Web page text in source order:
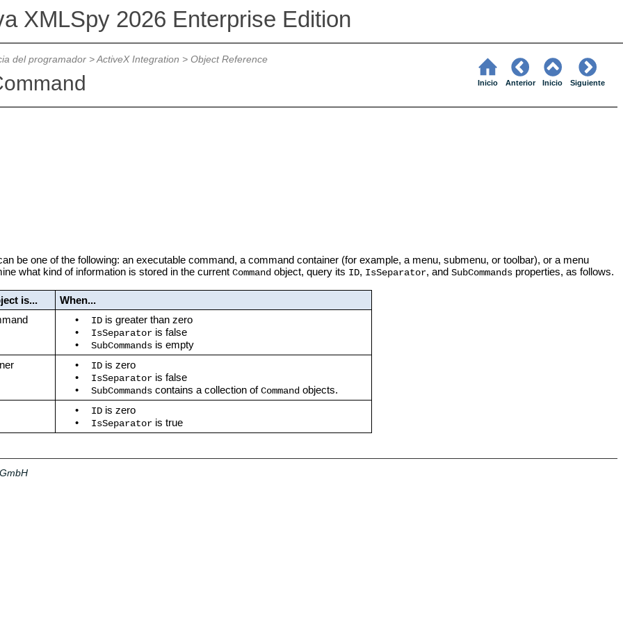
XMLSpy 2026 Enterprise Edition
del programador>ActiveX Integration > Object Reference
Inicio Anterior Inicio Siguiente
be one of the following: an executable command, a command container (for example, a menu, submenu, or toolbar), or a menu
what kind of information is stored in the current Commandobject, query its ID, IsSeparator, and SubCommandsproperties, as follows.
is...
When...
• ID is greater than zero
•
IsSeparator is false
•
SubCommands is empty
• ID is zero
•
IsSeparator is false
•
SubCommands contains a collection ofCommand objects.
• ID is zero
•
IsSeparator is true